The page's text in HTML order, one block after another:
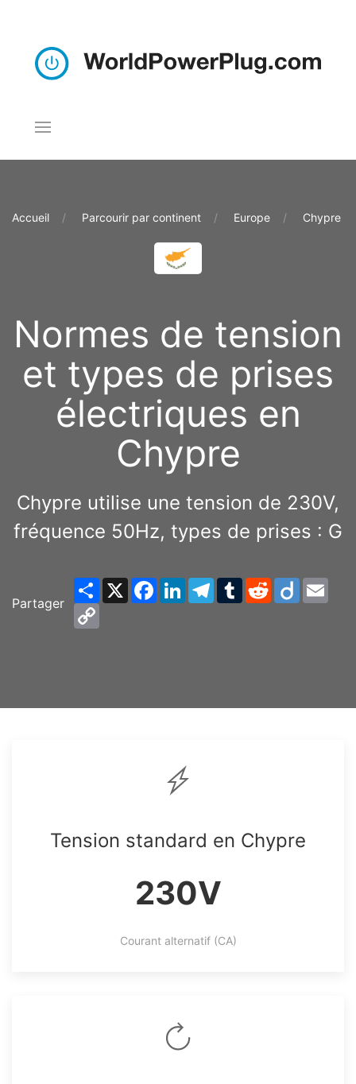
Accueil Parcourir par continent Europe Chypre
Normes de tension
et types de prises
électriques en
Chypre
Chypre utilise une tension de 230V,
fréquence 50Hz, types de prises : G
Partager
ShareX Facebook
LinkedInTelegram
TumblrRedditDiigo
Tension standard en Chypre
230V
Courant alternatif (CA)